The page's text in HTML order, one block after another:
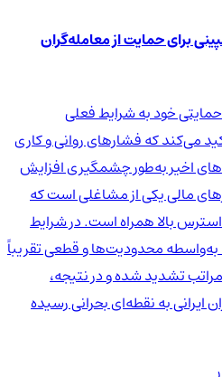
برای حمایت از معامله‌گران
خود به شرایط فعلی
می‌کند که فشارهای روانی و کاری
اخیر به‌طور چشمگیری افزایش
مالی یکی از مشاغلی است که
بالا همراه است. در شرایط
محدودیت‌ها و قطعی تقریباً
تشدید شده و در نتیجه،
به نقطه‌ای بحرانی رسیده